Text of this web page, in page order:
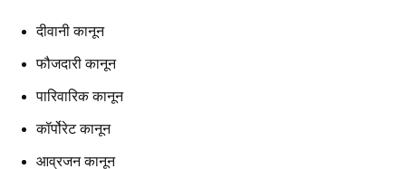
दीवानी कानून
फौजदारी कानून
पारिवारिक कानून
कॉर्पोरेट कानून
आव्रजन कानून